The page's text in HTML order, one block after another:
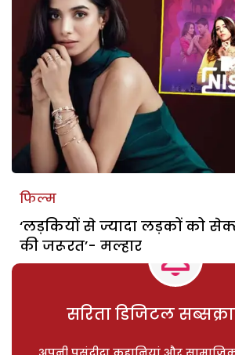
फिल्म
‘लड़कियों से ज्यादा लड़कों को
की जरूरत’- मल्हार
सरिता डिजिटल